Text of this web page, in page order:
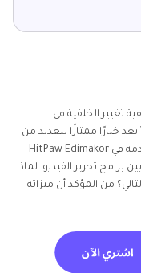
تغيير الخلفية في
VideoPad Video Editor. في حين أن VideoPad يعد خيارًا ممتازًا للعديد من
الأشخاص، فإن ميزات الذكاء الاصطناعي المتقدمة في HitPaw Edimakor
تحرير الفيديو. لماذا
من المؤكد أن ميزاته